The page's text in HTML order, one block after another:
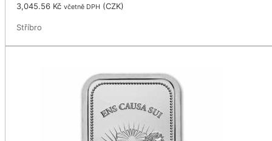
3,045.56 Kč včetně DPH (CZK)
Stříbro